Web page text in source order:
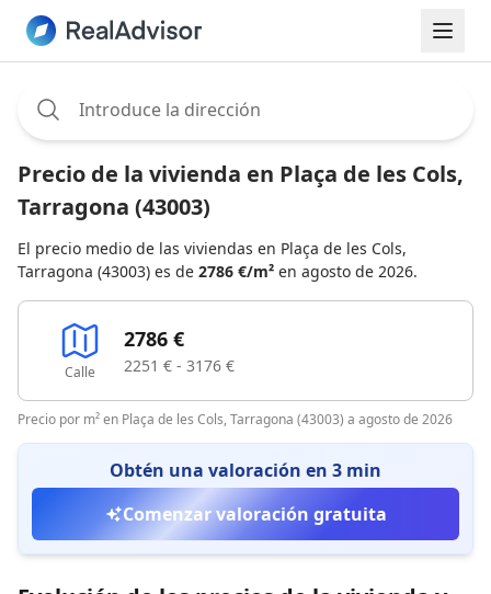
Precio de la vivienda en Plaça de les Cols,
Tarragona (43003)
El precio medio de las viviendas en Plaça de les Cols,
Tarragona (43003) es de 2786 €/m² en agosto de 2026.
Calle
2786 €
2251 € - 3176 €
Precio por m² en Plaça de les Cols, Tarragona (43003) a agosto de 2026
Obtén una valoración en 3 min
Comenzar valoración gratuita